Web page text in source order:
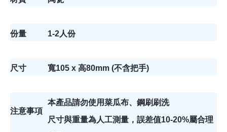
份量 1-2人份
尺寸 寬105 x 高80mm (不含把手)
注意事項
本產品請勿使用菜瓜布、鋼刷刷洗
尺寸與重量為人工測量，誤差值10-20%屬合理